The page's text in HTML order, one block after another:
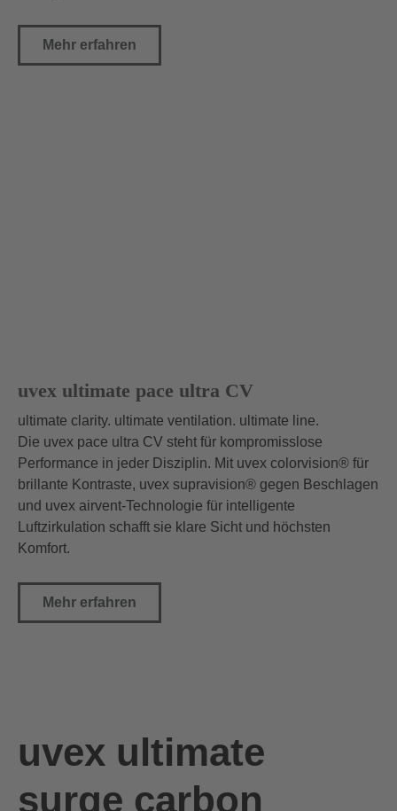
Mehr erfahren
uvex ultimate pace ultra CV
ultimate clarity. ultimate ventilation. ultimate line.
Die uvex pace ultra CV steht für kompromisslose
Performance in jeder Disziplin. Mit uvex colorvision® für
brillante Kontraste, uvex supravision® gegen Beschlagen
und uvex airvent-Technologie für intelligente
Luftzirkulation schafft sie klare Sicht und höchsten
Komfort.
Mehr erfahren
uvex ultimate
surge carbon